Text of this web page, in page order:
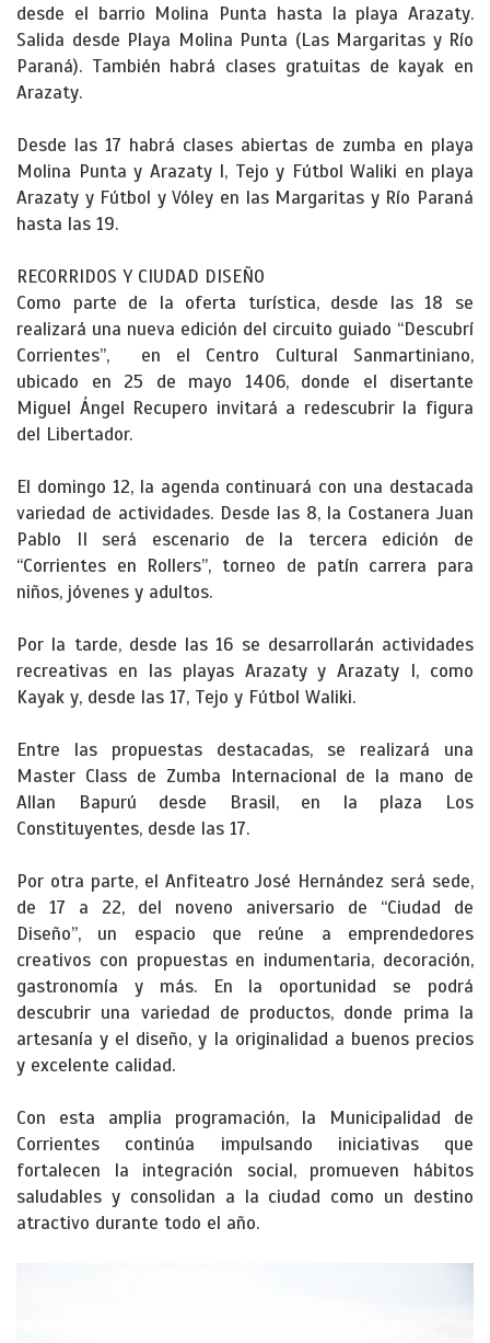
desde el barrio Molina Punta hasta la playa Arazaty.
Salida desde Playa Molina Punta (Las Margaritas y Río
Paraná). También habrá clases gratuitas de kayak en
Arazaty.
Desde las 17 habrá clases abiertas de zumba en playa
Molina Punta y Arazaty I, Tejo y Fútbol Waliki en playa
Arazaty y Fútbol y Vóley en las Margaritas y Río Paraná
hasta las 19.
RECORRIDOS Y CIUDAD DISEÑO
Como parte de la oferta turística, desde las 18 se
realizará una nueva edición del circuito guiado “Descubrí
Corrientes”, en el Centro Cultural Sanmartiniano,
ubicado en 25 de mayo 1406, donde el disertante
Miguel Ángel Recupero invitará a redescubrir la figura
del Libertador.
El domingo 12, la agenda continuará con una destacada
variedad de actividades. Desde las 8, la Costanera Juan
Pablo II será escenario de la tercera edición de
“Corrientes en Rollers”, torneo de patín carrera para
niños, jóvenes y adultos.
Por la tarde, desde las 16 se desarrollarán actividades
recreativas en las playas Arazaty y Arazaty I, como
Kayak y, desde las 17, Tejo y Fútbol Waliki.
Entre las propuestas destacadas, se realizará una
Master Class de Zumba Internacional de la mano de
Allan Bapurú desde Brasil, en la plaza Los
Constituyentes, desde las 17.
Por otra parte, el Anfiteatro José Hernández será sede,
de 17 a 22, del noveno aniversario de “Ciudad de
Diseño”, un espacio que reúne a emprendedores
creativos con propuestas en indumentaria, decoración,
gastronomía y más. En la oportunidad se podrá
descubrir una variedad de productos, donde prima la
artesanía y el diseño, y la originalidad a buenos precios
y excelente calidad.
Con esta amplia programación, la Municipalidad de
Corrientes continúa impulsando iniciativas que
fortalecen la integración social, promueven hábitos
saludables y consolidan a la ciudad como un destino
atractivo durante todo el año.